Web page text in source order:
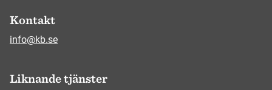
Kontakt
info@kb.se
Liknande tjänster